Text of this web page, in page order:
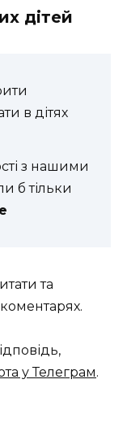
дітей
в дітях
з нашими
б тільки
та
у Телеграм.